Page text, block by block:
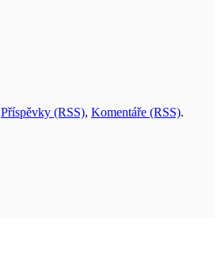
Příspěvky (RSS), Komentáře (RSS).